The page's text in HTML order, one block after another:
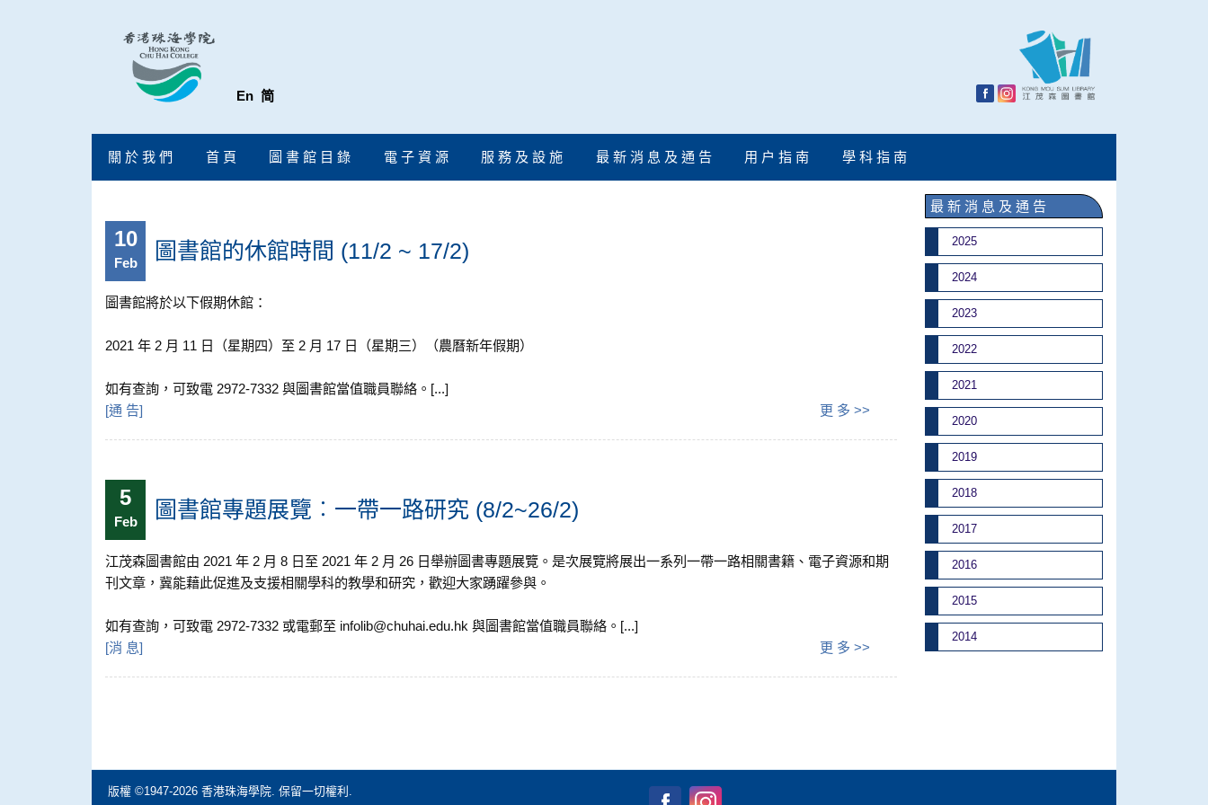
En 简
關 於 我 們 首 頁 圖 書 館 目 錄 電 子 資 源 服 務 及 設 施 最 新 消 息 及 通 告 用 户 指 南 學 科 指 南
10
Feb 圖書館的休館時間 (11/2 ~ 17/2)
圖書館將於以下假期休館：
2021 年 2 月 11 日（星期四）至 2 月 17 日（星期三）（農曆新年假期）
如有查詢，可致電 2972-7332 與圖書館當值職員聯絡。[...]
[通 告] 更 多 >>
5
Feb 圖書館專題展覽︰一帶一路研究 (8/2~26/2)
江茂森圖書館由 2021 年 2 月 8 日至 2021 年 2 月 26 日舉辦圖書專題展覽。是次展覽將展出一系列一帶一路相關書籍、電子資源和期
刊文章，冀能藉此促進及支援相關學科的教學和研究，歡迎大家踴躍參與。
如有查詢，可致電 2972-7332 或電郵至 infolib@chuhai.edu.hk 與圖書館當值職員聯絡。[...]
[消 息] 更 多 >>
最 新 消 息 及 通 告
2025
2024
2023
2022
2021
2020
2019
2018
2017
2016
2015
2014
版權 ©1947-2026 香港珠海學院. 保留一切權利.